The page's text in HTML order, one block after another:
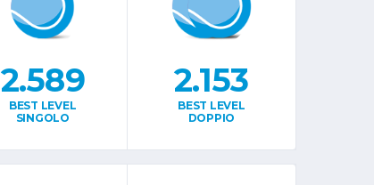
2.589
BEST LEVEL
SINGOLO
2.153
BEST LEVEL
DOPPIO